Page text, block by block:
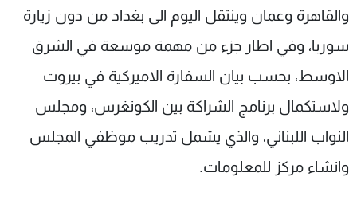
والقاهرة وعمان وينتقل اليوم الى بغداد من دون زيارة
سوريا، وفي اطار جزء من مهمة موسعة في الشرق
الاوسط، بحسب بيان السفارة الاميركية في بيروت
ولاستكمال برنامج الشراكة بين الكونغرس، ومجلس
النواب اللبناني، والذي يشمل تدريب موظفي المجلس
وانشاء مركز للمعلومات.